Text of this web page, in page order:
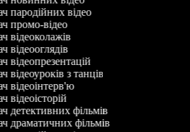
пародійних відео
промо-відео
відеоколажів
відеооглядів
відеопрезентацій
відеоуроків з танців
відеоінтерв'ю
відеоісторій
детективних фільмів
драматичних фільмів